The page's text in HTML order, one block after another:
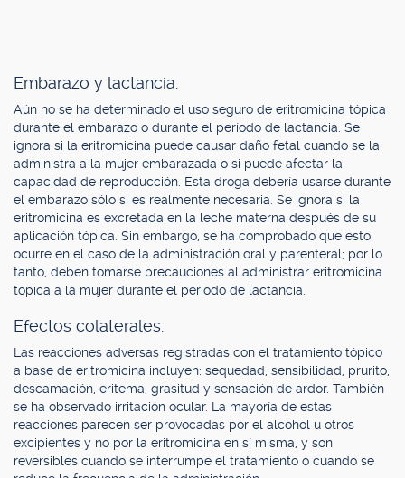
Embarazo y lactancia.
Aún no se ha determinado el uso seguro de eritromicina tópica
durante el embarazo o durante el período de lactancia. Se
ignora si la eritromicina puede causar daño fetal cuando se la
administra a la mujer embarazada o si puede afectar la
capacidad de reproducción. Esta droga debería usarse durante
el embarazo sólo si es realmente necesaria. Se ignora si la
eritromicina es excretada en la leche materna después de su
aplicación tópica. Sin embargo, se ha comprobado que esto
ocurre en el caso de la administración oral y parenteral; por lo
tanto, deben tomarse precauciones al administrar eritromicina
tópica a la mujer durante el período de lactancia.
Efectos colaterales.
Las reacciones adversas registradas con el tratamiento tópico
a base de eritromicina incluyen: sequedad, sensibilidad, prurito,
descamación, eritema, grasitud y sensación de ardor. También
se ha observado irritación ocular. La mayoría de estas
reacciones parecen ser provocadas por el alcohol u otros
excipientes y no por la eritromicina en sí misma, y son
reversibles cuando se interrumpe el tratamiento o cuando se